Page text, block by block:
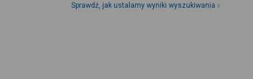
Sprawdź, jak ustalamy wyniki wyszukiwania